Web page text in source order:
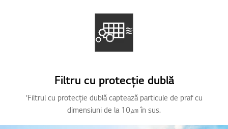
Filtru cu protecție dublă
'Filtrul cu protecție dublă captează particule de praf cu
dimensiuni de la 10㎛ în sus.